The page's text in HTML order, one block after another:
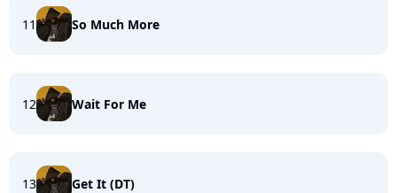
11 So Much More
12 Wait For Me
13 Get It (DT)